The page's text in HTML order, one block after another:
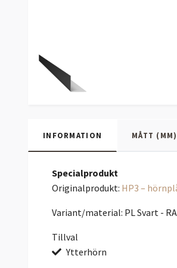
INFORMATION MÅTT
Specialprodukt
Originalprodukt: HP3 –
Variant/material: PL Svart -
Tillval
Ytterhörn